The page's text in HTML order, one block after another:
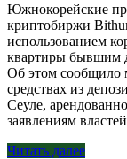
Южнокорейские
криптобиржи
использованием
квартиры бывшим
Об этом сообщило
средствах из
Сеуле,
заявлениям
Читать далее